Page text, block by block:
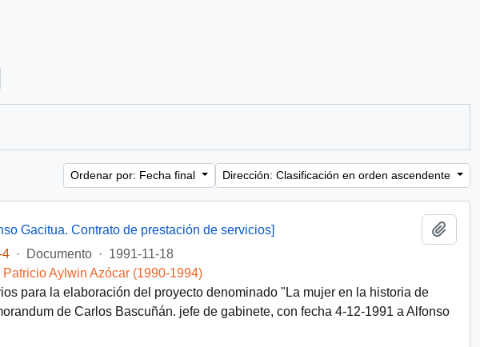
Ordenar por: Fecha final Dirección: Clasificación en orden ascendente
Gacitua. Contrato de prestación de servicios]
4
· Documento · 1991-11-18
Patricio Aylwin Azócar (1990-1994)
para la elaboración del proyecto denominado "La mujer en la historia de
de Carlos Bascuñán. jefe de gabinete, con fecha 4-12-1991 a Alfonso